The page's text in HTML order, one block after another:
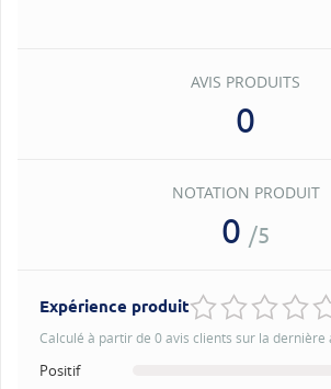
AVIS PRODUITS
0
NOTATION PRODUIT
0 /5
Expérience produit
Calculé à partir de 0 avis clients sur la dernière
Positif